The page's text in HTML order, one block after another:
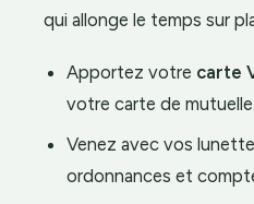
qui allonge le temps sur
Apportez votre carte
votre carte de mutuelle.
Venez avec vos
ordonnances et